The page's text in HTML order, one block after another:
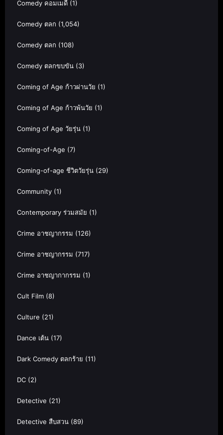
Comedy คอมเมดี้ (1)
Comedy ตลก (1,054)
Comedy ตลก (108)
Comedy ตลกขบขัน (3)
Coming of Age ก้าวผ่านวัย (1)
Coming of Age ก้าวพ้นวัย (1)
Coming of Age วัยรุ่น (1)
Coming-of-Age (7)
Coming-of-age ชีวิตวัยรุ่น (29)
Community (1)
Contemporary ร่วมสมัย (1)
Crime อาชญากรรม (126)
Crime อาชญากรรม (717)
Crime อาชญากากรรม (1)
Cult Film (8)
Culture (21)
Dance เต้น (17)
Dark Comedy ตลกร้าย (11)
DC (2)
Detective (21)
Detective สืบสวน (89)